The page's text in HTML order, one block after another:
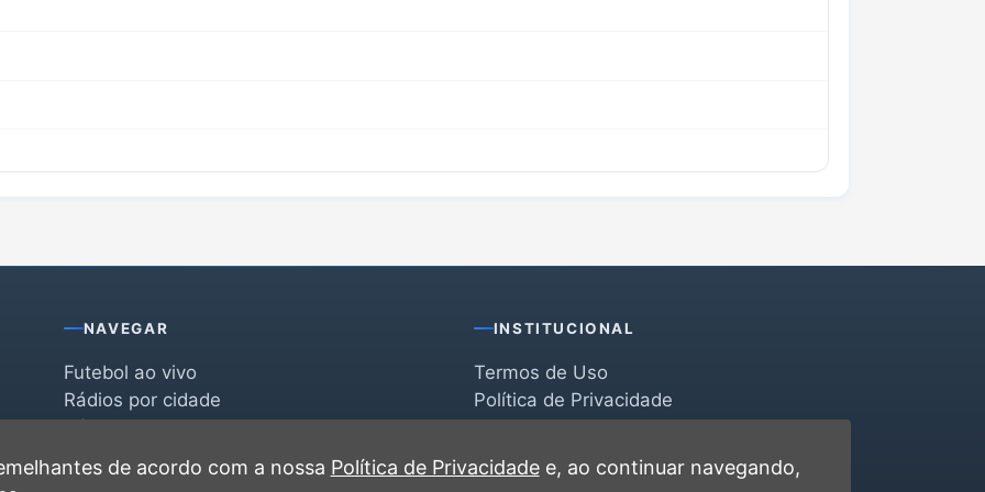
NAVEGAR
Futebol ao vivo
Rádios por cidade
Favoritas
Recentes
INSTITUCIONAL
Termos de Uso
Política de Privacidade
Contato
de acordo com a nossa Política de Privacidadee, ao continuar navegando,